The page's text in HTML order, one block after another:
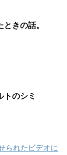
きの話。
トのシミ
られたビデオに